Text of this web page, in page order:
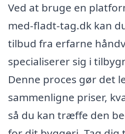
Ved at bruge en
med-fladt-tag.dk kan
tilbud fra erfarne
specialiserer sig i
Denne proces gør det
sammenligne priser,
så du kan træffe den